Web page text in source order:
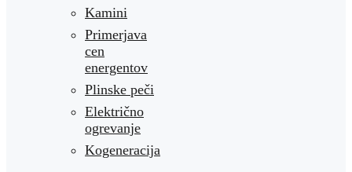
Kamini
Primerjava
cen
energentov
Plinske peči
Električno
ogrevanje
Kogeneracija